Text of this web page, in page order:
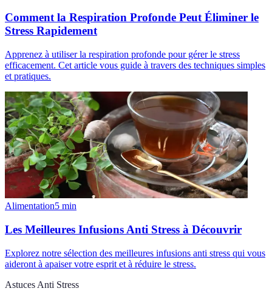
Comment la Respiration Profonde Peut Éliminer le
Stress Rapidement
Apprenez à utiliser la respiration profonde pour gérer le stress
efficacement. Cet article vous guide à travers des techniques simples
et pratiques.
Alimentation5 min
Les Meilleures Infusions Anti Stress à Découvrir
Explorez notre sélection des meilleures infusions anti stress qui vous
aideront à apaiser votre esprit et à réduire le stress.
Astuces Anti Stress